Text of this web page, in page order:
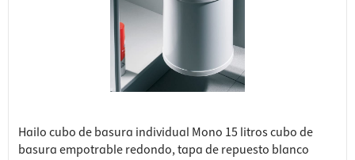
Hailo cubo de basura individual Mono 15 litros cubo de
basura empotrable redondo, tapa de repuesto blanco